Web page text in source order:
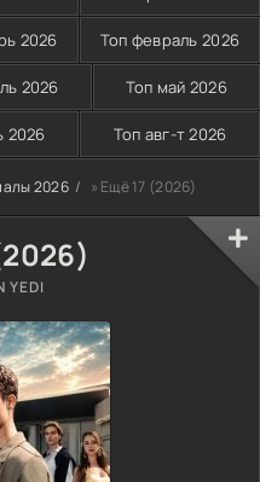
2026 Топ февраль 2026
2026 Топ май 2026
2026 Топ авг-т 2026
2026 » Ещё 17 (2026)
YEDI